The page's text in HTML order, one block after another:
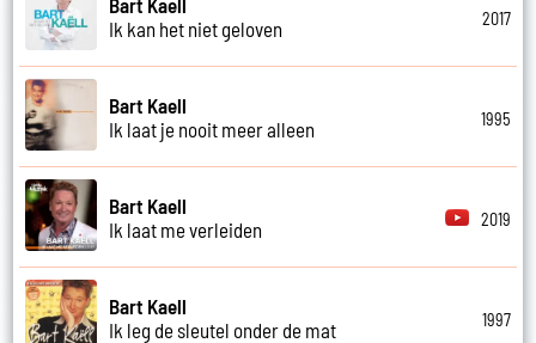
Ik kan het niet geloven
2017
Bart Kaell
Ik laat je nooit meer alleen
1995
Bart Kaell
Ik laat me verleiden
2019
Bart Kaell
Ik leg de sleutel onder de mat
1997